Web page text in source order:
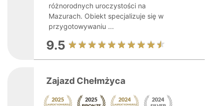
różnorodnych uroczystości na
Mazurach. Obiekt specjalizuje się w
przygotowywaniu ...
9.5
Zajazd Chełmżyca